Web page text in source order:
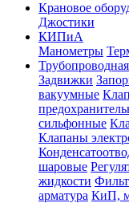
Крановое
Джостики
КИПиА
Манометры
Задвижки
вакуумные
сильфонные
Клапаны
шаровые
жидкости
арматура КиП,